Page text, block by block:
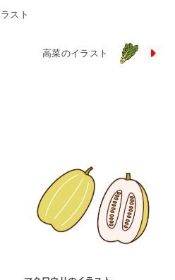
スト
高菜のイラスト